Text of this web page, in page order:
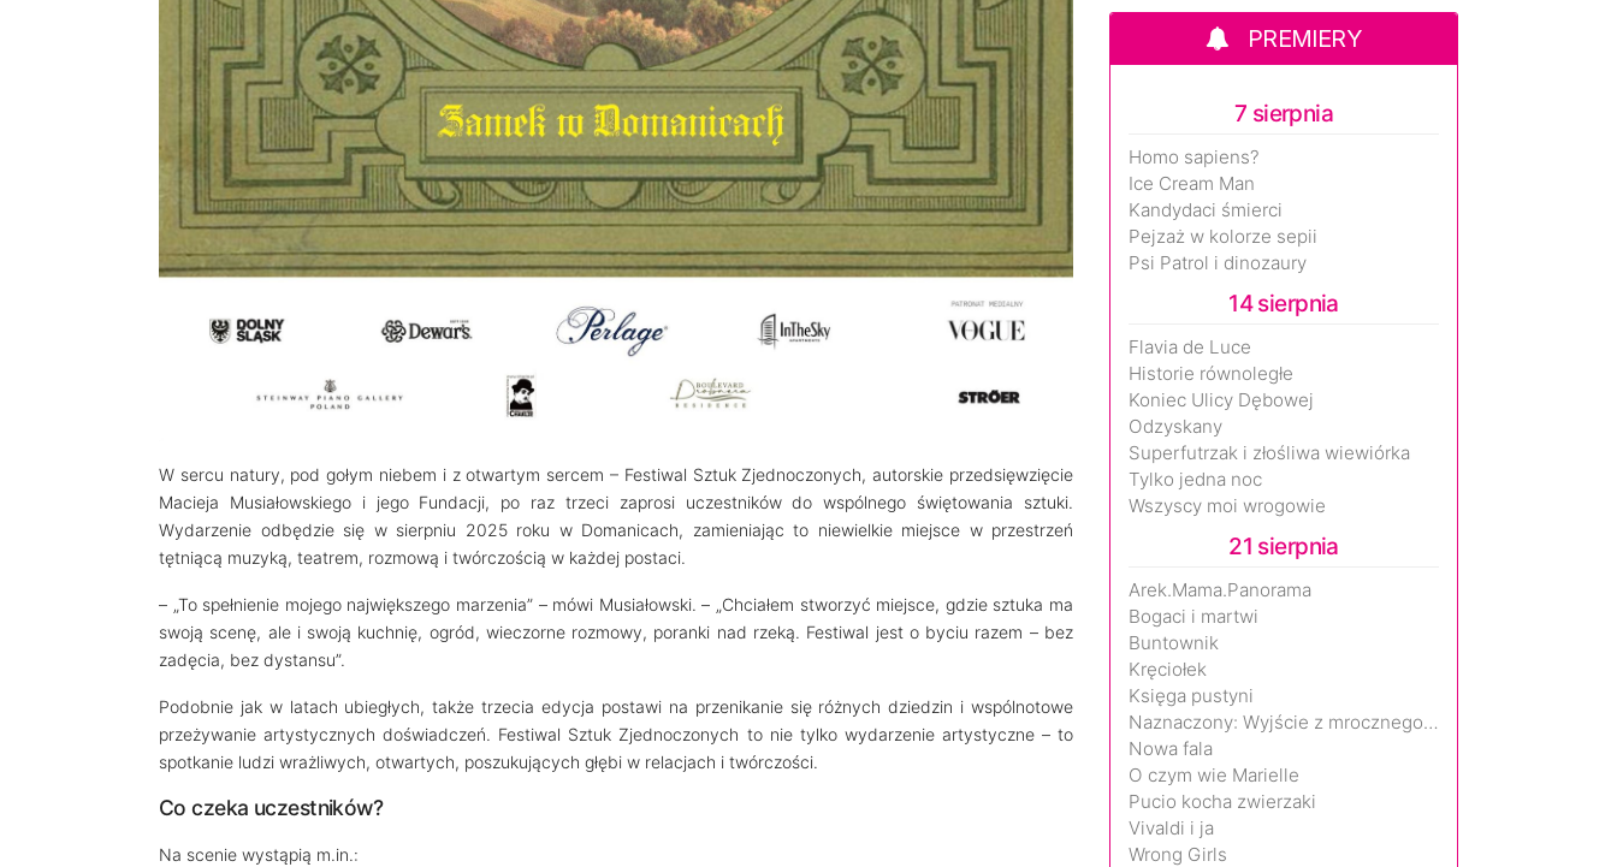
W sercu natury, pod gołym niebem i z otwartym sercem – Festiwal Sztuk Zjednoczonych, autorskie przedsięwzięcie
Macieja Musiałowskiego i jego Fundacji, po raz trzeci zaprosi uczestników do wspólnego świętowania sztuki.
Wydarzenie odbędzie się w sierpniu 2025 roku w Domanicach, zamieniając to niewielkie miejsce w przestrzeń
tętniącą muzyką, teatrem, rozmową i twórczością w każdej postaci.
– „To spełnienie mojego największego marzenia” – mówi Musiałowski. – „Chciałem stworzyć miejsce, gdzie sztuka ma
swoją scenę, ale i swoją kuchnię, ogród, wieczorne rozmowy, poranki nad rzeką. Festiwal jest o byciu razem – bez
zadęcia, bez dystansu”.
Podobnie jak w latach ubiegłych, także trzecia edycja postawi na przenikanie się różnych dziedzin i wspólnotowe
przeżywanie artystycznych doświadczeń. Festiwal Sztuk Zjednoczonych to nie tylko wydarzenie artystyczne – to
spotkanie ludzi wrażliwych, otwartych, poszukujących głębi w relacjach i twórczości.
Co czeka uczestników?
Na scenie wystąpią m.in.:
PREMIERY
7 sierpnia
Homo sapiens?
Ice Cream Man
Kandydaci śmierci
Pejzaż w kolorze sepii
Psi Patrol i dinozaury
14 sierpnia
Flavia de Luce
Historie równoległe
Koniec Ulicy Dębowej
Odzyskany
Superfutrzak i złośliwa wiewiórka
Tylko jedna noc
Wszyscy moi wrogowie
21 sierpnia
Arek.Mama.Panorama
Bogaci i martwi
Buntownik
Kręciołek
Księga pustyni
Naznaczony: Wyjście z mrocznego wymiaru
Nowa fala
O czym wie Marielle
Pucio kocha zwierzaki
Vivaldi i ja
Wrong Girls